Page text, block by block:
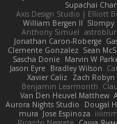
Supachai
Axis Design Studio | Elliott
William Bergen II Slompy
Anthony Simuel astroblur
Jonathan Caron-Roberge
Clemente Gonzalez Sean
Sascha Donie Marvin W
Jason Eyre Bradley Wilson
Xavier Caliz
Zach Robyn
Benjamin Learmonth
Van Den Heuvel Matthew
Aurora Nights Studio
Dougal
mura Jose Espinoza